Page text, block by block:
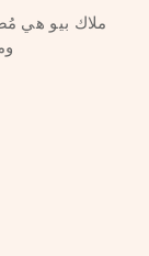
ملاك بيو هي